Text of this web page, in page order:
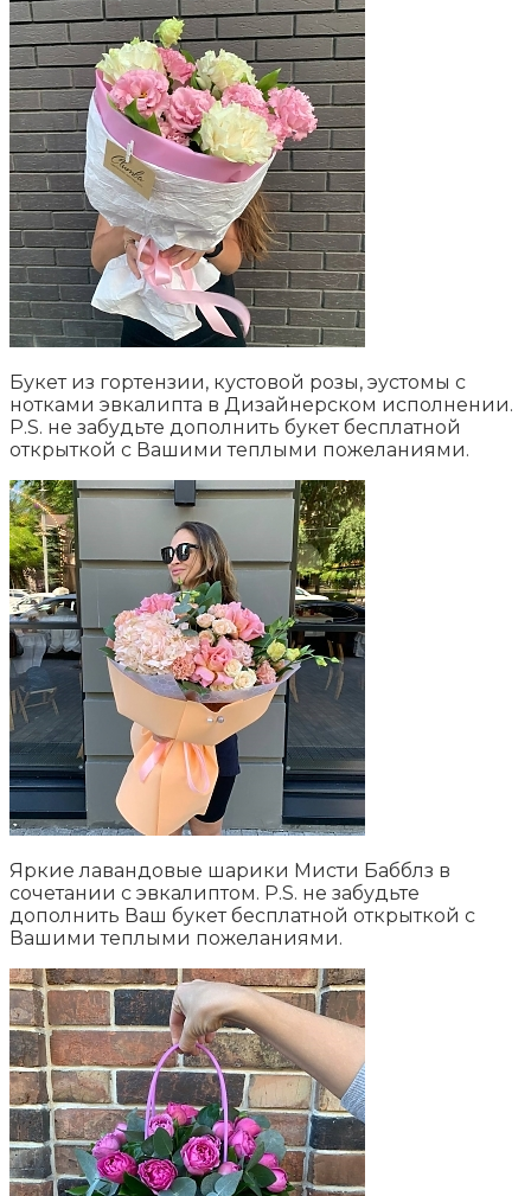
Букет из гортензии, кустовой розы, эустомы с
нотками эвкалипта в Дизайнерском исполнении.
P.S. не забудьте дополнить букет бесплатной
открыткой с Вашими теплыми пожеланиями.
Яркие лавандовые шарики Мисти Бабблз в
сочетании с эвкалиптом. P.S. не забудьте
дополнить Ваш букет бесплатной открыткой с
Вашими теплыми пожеланиями.